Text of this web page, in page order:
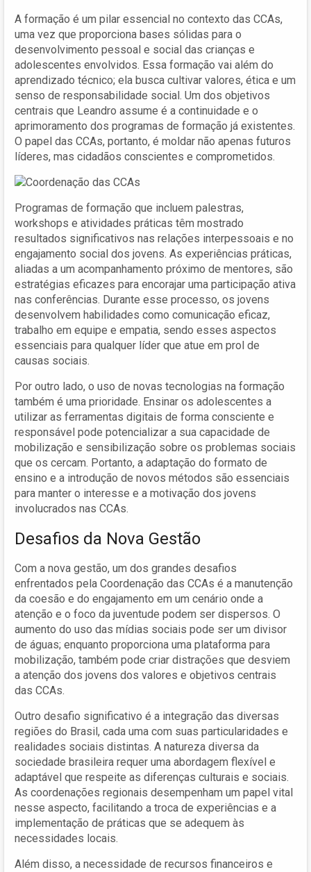
A formação é um pilar essencial no contexto das CCAs,
uma vez que proporciona bases sólidas para o
desenvolvimento pessoal e social das crianças e
adolescentes envolvidos. Essa formação vai além do
aprendizado técnico; ela busca cultivar valores, ética e um
senso de responsabilidade social. Um dos objetivos
centrais que Leandro assume é a continuidade e o
aprimoramento dos programas de formação já existentes.
O papel das CCAs, portanto, é moldar não apenas futuros
líderes, mas cidadãos conscientes e comprometidos.
Programas de formação que incluem palestras,
workshops e atividades práticas têm mostrado
resultados significativos nas relações interpessoais e no
engajamento social dos jovens. As experiências práticas,
aliadas a um acompanhamento próximo de mentores, são
estratégias eficazes para encorajar uma participação ativa
nas conferências. Durante esse processo, os jovens
desenvolvem habilidades como comunicação eficaz,
trabalho em equipe e empatia, sendo esses aspectos
essenciais para qualquer líder que atue em prol de
causas sociais.
Por outro lado, o uso de novas tecnologias na formação
também é uma prioridade. Ensinar os adolescentes a
utilizar as ferramentas digitais de forma consciente e
responsável pode potencializar a sua capacidade de
mobilização e sensibilização sobre os problemas sociais
que os cercam. Portanto, a adaptação do formato de
ensino e a introdução de novos métodos são essenciais
para manter o interesse e a motivação dos jovens
involucrados nas CCAs.
Desafios da Nova Gestão
Com a nova gestão, um dos grandes desafios
enfrentados pela Coordenação das CCAs é a manutenção
da coesão e do engajamento em um cenário onde a
atenção e o foco da juventude podem ser dispersos. O
aumento do uso das mídias sociais pode ser um divisor
de águas; enquanto proporciona uma plataforma para
mobilização, também pode criar distrações que desviem
a atenção dos jovens dos valores e objetivos centrais
das CCAs.
Outro desafio significativo é a integração das diversas
regiões do Brasil, cada uma com suas particularidades e
realidades sociais distintas. A natureza diversa da
sociedade brasileira requer uma abordagem flexível e
adaptável que respeite as diferenças culturais e sociais.
As coordenações regionais desempenham um papel vital
nesse aspecto, facilitando a troca de experiências e a
implementação de práticas que se adequem às
necessidades locais.
Além disso, a necessidade de recursos financeiros e